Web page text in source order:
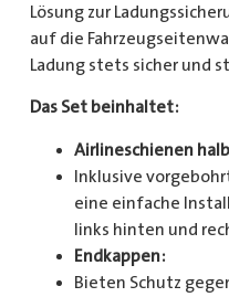
Lösung zur
auf die
Ladung stets sicher und
Das Set beinhaltet:
Airlineschienen
Inklusive
eine einfache
links hinten und
Endkappen:
Bieten Schutz